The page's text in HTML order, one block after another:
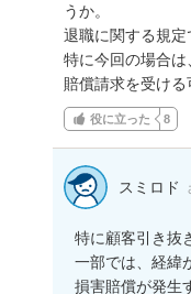
うか。
退職に関する規定
特に今回の場合
賠償請求を受ける
役に立った 8
スミロド
特に顧客引き抜
一部では、経緯